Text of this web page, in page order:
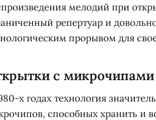
мелодий при
репертуар и
прорывом для
с микрочипами
х годах технология
способных хранить и